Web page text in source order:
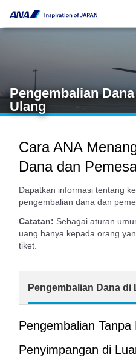
Pengembalian
Ulang
Cara ANA
Dana dan
Dapatkan informasi tentang
pengembalian dana dan
Catatan: Sebagai aturan
uang hanya kepada orang
tiket.
Pengembalian Dana di
Pengembalian
Penyimpangan di